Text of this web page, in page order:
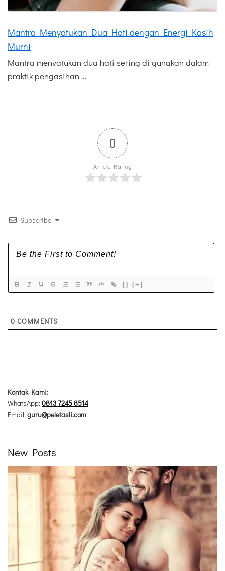
Mantra Menyatukan Dua Hati dengan Energi Kasih
Murni
Mantra menyatukan dua hati sering di gunakan dalam
praktik pengasihan …
0
Article Rating
Subscribe
{} [+]
0 COMMENTS
Kontak Kami:
WhatsApp:0813 7245 8514
Email:guru@peletasli.com
New Posts